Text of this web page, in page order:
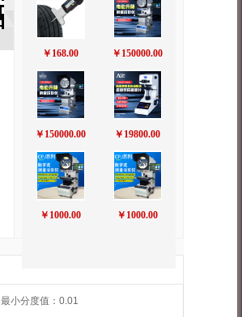
￥168.00 ￥150000.00
￥150000.00 ￥19800.00
￥1000.00 ￥1000.00
最小分度值：0.01